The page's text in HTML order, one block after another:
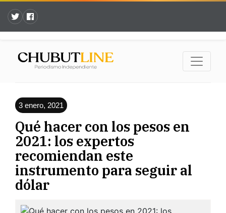
3 enero, 2021
Qué hacer con los pesos en
2021: los expertos
recomiendan este
instrumento para seguir al
dólar